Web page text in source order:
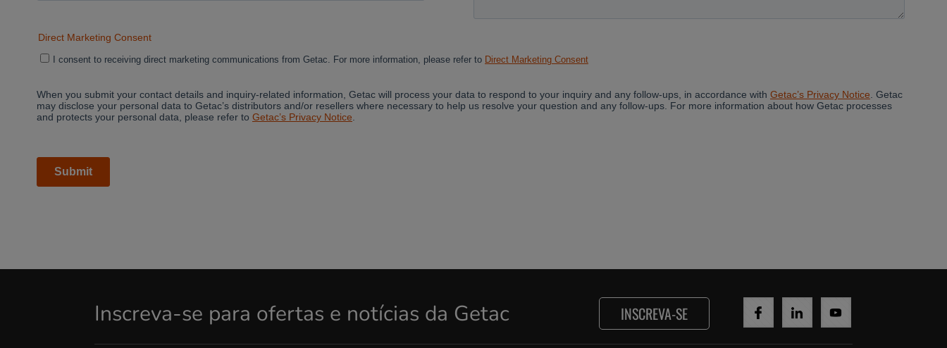
Inscreva-se para ofertas e notícias da Getac INSCREVA-SE